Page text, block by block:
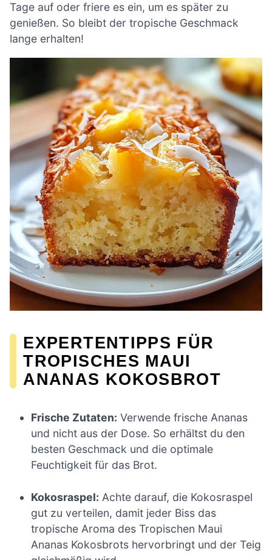
Tage auf oder friere es ein, um es später zu
genießen. So bleibt der tropische Geschmack
lange erhalten!
EXPERTENTIPPS FÜR
TROPISCHES MAUI
ANANAS KOKOSBROT
Frische Zutaten: Verwende frische Ananas
und nicht aus der Dose. So erhältst du den
besten Geschmack und die optimale
Feuchtigkeit für das Brot.
Kokosraspel: Achte darauf, die Kokosraspel
gut zu verteilen, damit jeder Biss das
tropische Aroma des Tropischen Maui
Ananas Kokosbrots hervorbringt und der Teig